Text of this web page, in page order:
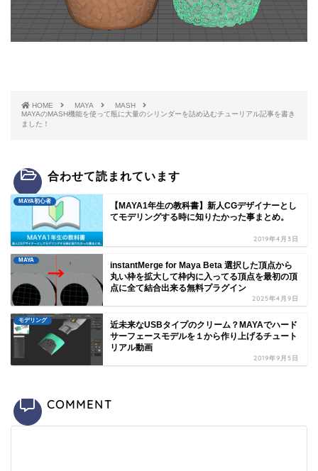
HOME MAYA
MASH
MAYAのMASH機能を使って瓶に大量のシリンダーを詰め込むチューリアル記事を書き
ました！
合わせて読まれています
MAYA初心者
【MAYA1年生の教科書】新人CGデザイナーとし
てモデリングする時に知りたかった事まとめ。
2019年4月3日
MAYA
instantMerge for Maya Beta 選択した頂点から
丸い枠を拡大して枠内に入ってる頂点を最初の頂
点に全て結合出来る無料プラグイン
2025年4月9日
モデリング
近未来なUSBタイプのクリーム？MAYAでハード
サーフェースモデルを１から作り上げるチュート
リアル動画
2019年9月5日
COMMENT